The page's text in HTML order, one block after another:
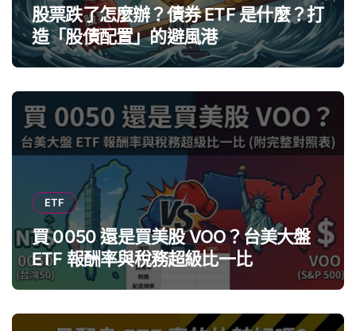
股票跌了怎麼辦？債券 ETF 是什麼？打
造「股債配置」的避風港
ETF
買 0050 還是買美股 VOO？台美大盤
ETF 報酬率與稅務超級比一比